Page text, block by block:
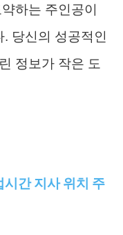
하는 주인공이
당신의 성공적인
정보가 작은 도
간 지사 위치 주